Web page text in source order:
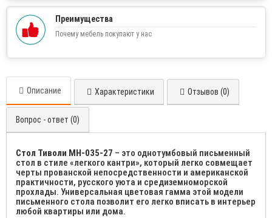
Преимущества
Почему мебель покупают у нас
Описание Характеристики Отзывов (0)
Вопрос - ответ (0)
Стол Тиволи МН-035-27 – это однотумбовый письменный
стол в стиле «легкого кантри», который легко совмещает
черты прованской непосредственности и американской
практичности, русского уюта и средиземноморской
прохлады. Универсальная цветовая гамма этой модели
письменного стола позволит его легко вписать в интерьер
любой квартиры или дома.